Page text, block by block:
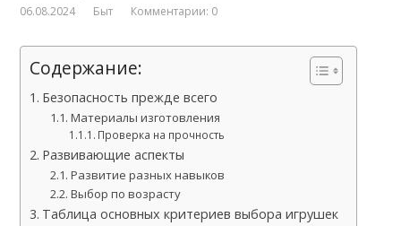
06.08.2024 Быт Комментарии: 0
Содержание:
Безопасность прежде всего
Материалы изготовления
Проверка на прочность
Развивающие аспекты
Развитие разных навыков
Выбор по возрасту
Таблица основных критериев выбора игрушек